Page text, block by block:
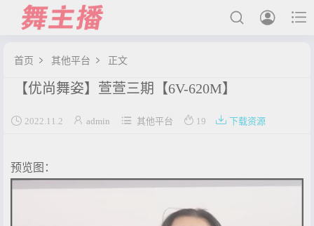



最新发布
国内主播
主播合集
首页  其他平台  正文
【优尚舞姿】萱萱三期【6V-620M】
 2022.11.2  admin  其他平台  19  下载资源
预览图：